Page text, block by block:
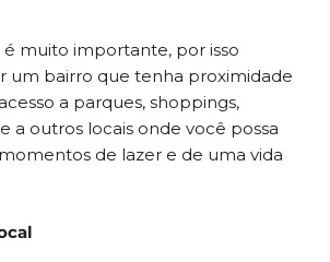
muito importante, por isso
um bairro que tenha proximidade
a parques, shoppings,
a outros locais onde você possa
de lazer e de uma vida